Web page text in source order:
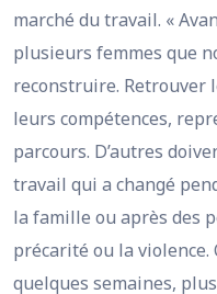
marché du travail. «
plusieurs femmes que
reconstruire. Retrouver
leurs compétences,
parcours. D’autres
travail qui a changé
la famille ou après des
précarité ou la
quelques semaines,